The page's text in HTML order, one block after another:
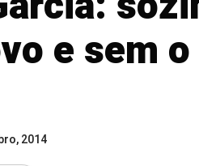
e sem
2014